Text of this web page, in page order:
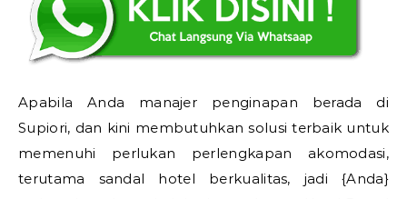
Apabila Anda manajer penginapan berada di
Supiori, dan kini membutuhkan solusi terbaik untuk
memenuhi perlukan perlengkapan akomodasi,
terutama sandal hotel berkualitas, jadi {Anda}